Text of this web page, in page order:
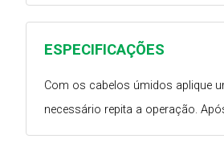
ESPECIFICAÇÕES
Com os cabelos úmidos aplique
necessário repita a operação.